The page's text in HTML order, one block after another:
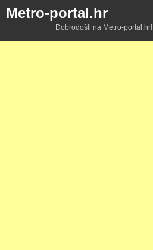
Metro-portal.hr
Dobrodošli na Metro-portal.hr!